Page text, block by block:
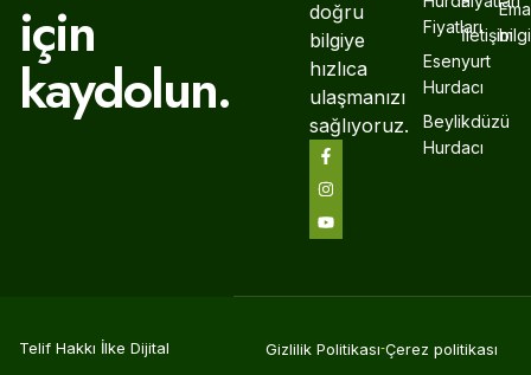
için
kaydolun.
doğru
bilgiye
hızlıca
ulaşmanızı
sağlıyoruz.
Fiyatları
Esenyurt
Hurdacı
Beylikdüzü
Hurdacı
İletişim
Telif Hakkı İlke Dijital Gizlilik Politikası Çerez politikası